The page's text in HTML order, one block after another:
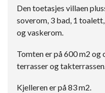
Den toetasjes villaen
soverom, 3 bad, 1
og vaskerom.
Tomten er på 600 m2
terrasser og
Kjelleren er på 83 m2.